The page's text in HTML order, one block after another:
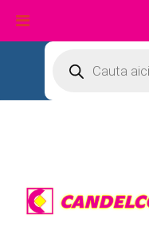
conținut
search